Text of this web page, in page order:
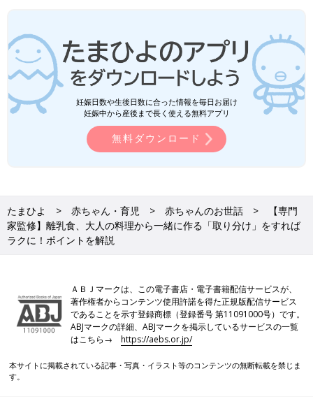
楽天ブックスで購入
前の話
【専門家監修】7カ月
からスタート。赤ち
ゃんのコップ飲み・
一覧
んの歯の生え方と離乳
食との関係は？
妊娠日数や生後日数に合った情報を毎日お届け
妊娠中から産後まで長く使える無料アプリ
無料ダウンロード
たまひよ 赤ちゃん・育児 赤ちゃんのお世話
【専門
家監修】離乳食、大人の料理から一緒に作る「取り分け」をすれば
ラクに！ポイントを解説
ＡＢＪマークは、この電子書店・電子書籍配信サービスが、
著作権者からコンテンツ使用許諾を得た正規版配信サービス
であることを示す登録商標（登録番号 第11091000号）です。
ABJマークの詳細、ABJマークを掲示しているサービスの一覧
はこちら→https://aebs.or.jp/
本サイトに掲載されている記事・写真・イラスト等のコンテンツの無断転載を禁じま
す。